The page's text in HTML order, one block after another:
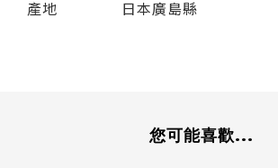
產地
日本廣島縣
您可能喜歡...